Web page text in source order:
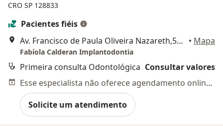
CRO SP 128833
Pacientes fiéis
Av. Francisco de Paula Oliveira Nazareth,559, Campinas • Mapa
Fabíola Calderan Implantodontia
Primeira consulta Odontológica Consultar valores
Esse especialista não oferece agendamento online para esse endereço.
Solicite um atendimento